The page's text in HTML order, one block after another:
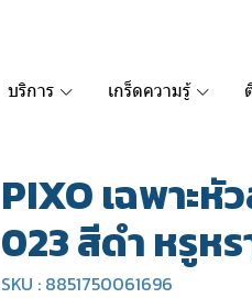
บริการ เกร็ดความรู้
PIXO เฉพาะหั
023 สีดำ หรูหร
SKU : 8851750061696